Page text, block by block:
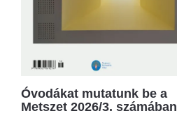
Óvodákat mutatunk be a
Metszet 2026/3. számában